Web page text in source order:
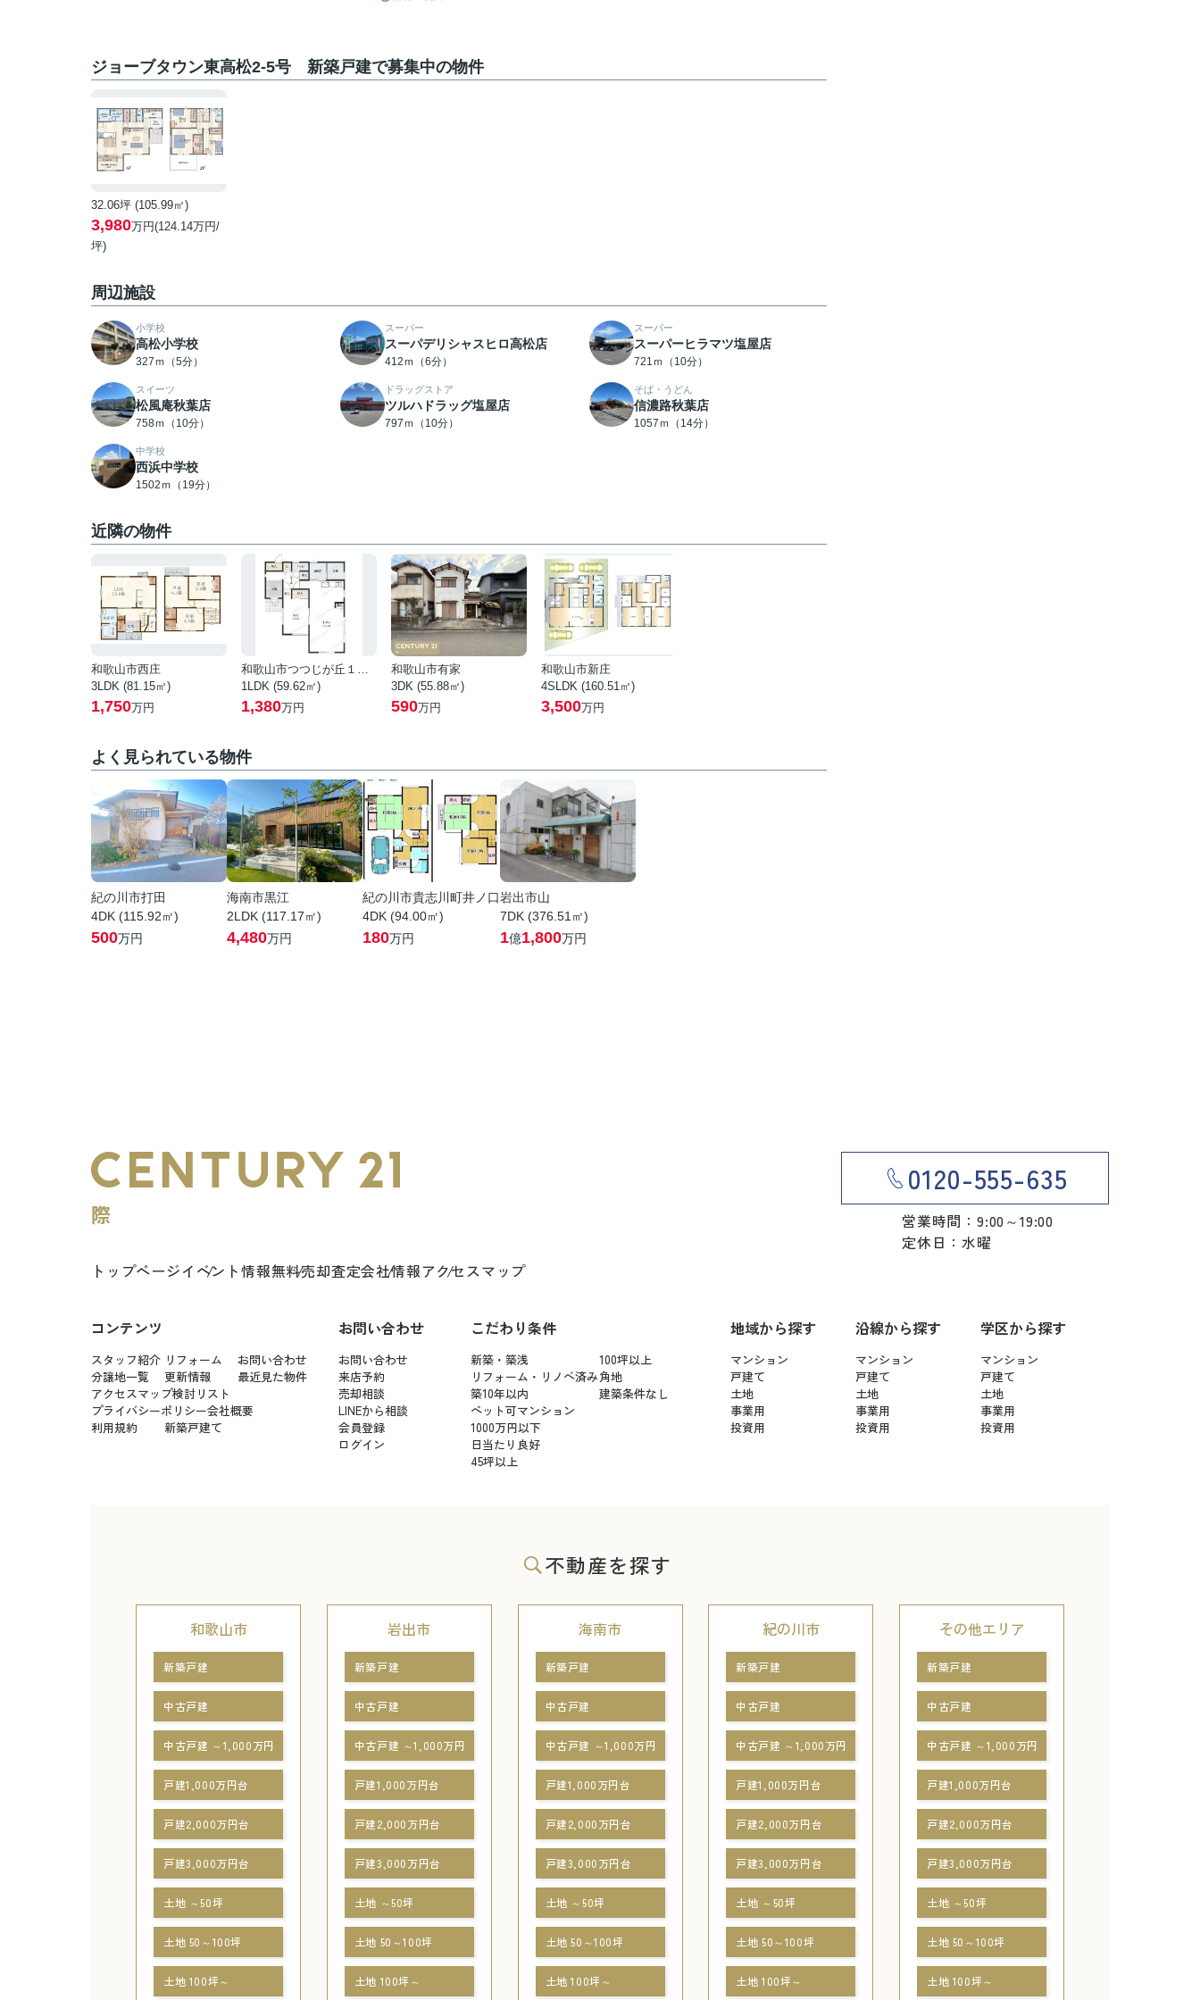
ジョーブタウン東高松2-5号 新築戸建で募集中の物件
32.06坪 (105.99㎡)
3,980万円(124.14万円/
坪)
周辺施設
小学校
高松小学校
327ｍ（5分）
スーパー
スーパデリシャスヒロ高松店
412ｍ（6分）
スーパー
スーパーヒラマツ塩屋店
721ｍ（10分）
スイーツ
松風庵秋葉店
758ｍ（10分）
ドラッグストア
ツルハドラッグ塩屋店
797ｍ（10分）
そば・うどん
信濃路秋葉店
1057ｍ（14分）
中学校
西浜中学校
1502ｍ（19分）
近隣の物件
和歌山市西庄
3LDK (81.15㎡)
1,750万円
和歌山市つつじが丘１丁目
1LDK (59.62㎡)
1,380万円
和歌山市有家
3DK (55.88㎡)
590万円
和歌山市新庄
4SLDK (160.51㎡)
3,500万円
よく見られている物件
紀の川市打田
4DK (115.92㎡)
500万円
海南市黒江
2LDK (117.17㎡)
4,480万円
紀の川市貴志川町井ノ口
4DK (94.00㎡)
180万円
岩出市山
7DK (376.51㎡)
1億1,800万円
トップページイベント情報無料売却査定会社情報アクセスマップ
0120-555-635
営業時間：9:00～19:00
定休日：水曜
コンテンツ
スタッフ紹介 リフォーム
お問い合わせ
分譲地一覧
更新情報
最近見た物件
アクセスマップ検討リスト
プライバシーポリシー会社概要
利用規約
新築戸建て
お問い合わせ
お問い合わせ
来店予約
売却相談
LINEから相談
会員登録
ログイン
こだわり条件
新築・築浅
100坪以上
リフォーム・リノベ済み角地
築10年以内
建築条件なし
ペット可マンション
1000万円以下
日当たり良好
45坪以上
地域から探す
マンション
戸建て
土地
事業用
投資用
沿線から探す
マンション
戸建て
土地
事業用
投資用
学区から探す
マンション
戸建て
土地
事業用
投資用
不動産を探す
和歌山市
新築戸建
中古戸建
中古戸建 ～1,000万円
戸建1,000万円台
戸建2,000万円台
戸建3,000万円台
土地 ～50坪
土地 50～100坪
土地 100坪～
岩出市
新築戸建
中古戸建
中古戸建 ～1,000万円
戸建1,000万円台
戸建2,000万円台
戸建3,000万円台
土地 ～50坪
土地 50～100坪
土地 100坪～
海南市
新築戸建
中古戸建
中古戸建 ～1,000万円
戸建1,000万円台
戸建2,000万円台
戸建3,000万円台
土地 ～50坪
土地 50～100坪
土地 100坪～
紀の川市
新築戸建
中古戸建
中古戸建 ～1,000万円
戸建1,000万円台
戸建2,000万円台
戸建3,000万円台
土地 ～50坪
土地 50～100坪
土地 100坪～
その他エリア
新築戸建
中古戸建
中古戸建 ～1,000万円
戸建1,000万円台
戸建2,000万円台
戸建3,000万円台
土地 ～50坪
土地 50～100坪
土地 100坪～